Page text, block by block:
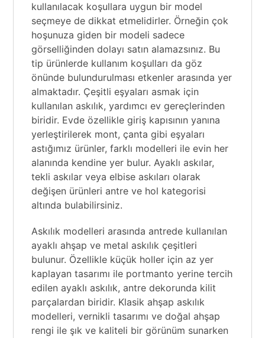
kullanılacak koşullara uygun bir model
seçmeye de dikkat etmelidirler. Örneğin çok
hoşunuza giden bir modeli sadece
görselliğinden dolayı satın alamazsınız. Bu
tip ürünlerde kullanım koşulları da göz
önünde bulundurulması etkenler arasında yer
almaktadır. Çeşitli eşyaları asmak için
kullanılan askılık, yardımcı ev gereçlerinden
biridir. Evde özellikle giriş kapısının yanına
yerleştirilerek mont, çanta gibi eşyaları
astığımız ürünler, farklı modelleri ile evin her
alanında kendine yer bulur. Ayaklı askılar,
tekli askılar veya elbise askıları olarak
değişen ürünleri antre ve hol kategorisi
altında bulabilirsiniz.
Askılık modelleri arasında antrede kullanılan
ayaklı ahşap ve metal askılık çeşitleri
bulunur. Özellikle küçük holler için az yer
kaplayan tasarımı ile portmanto yerine tercih
edilen ayaklı askılık, antre dekorunda kilit
parçalardan biridir. Klasik ahşap askılık
modelleri, vernikli tasarımı ve doğal ahşap
rengi ile şık ve kaliteli bir görünüm sunarken